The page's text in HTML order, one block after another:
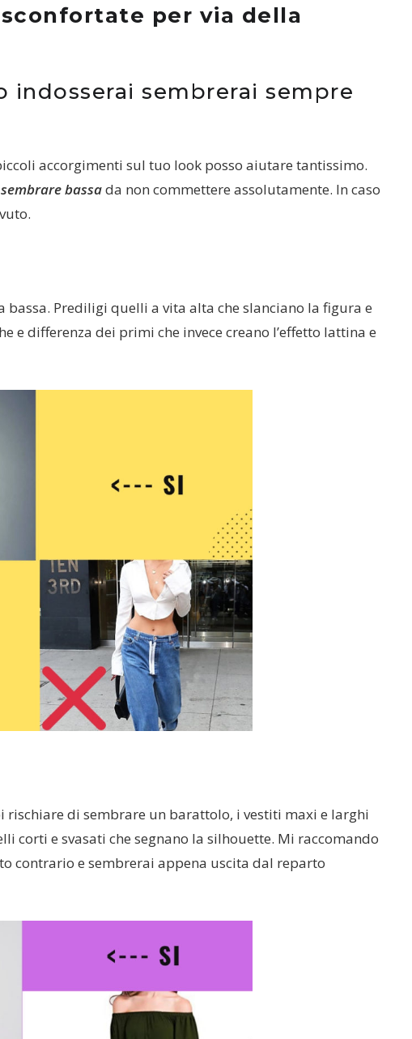
per via della
indosserai sembrerai sempre
accorgimenti sul tuo look posso aiutare tantissimo.
bassada non commettere assolutamente. In caso
Prediligi quelli a vita alta che slanciano la figura e
e differenza dei primi che invece creano l’effetto lattina e
rischiare di sembrare un barattolo, i vestiti maxi e larghi
corti e svasati che segnano la silhouette. Mi raccomando
contrario e sembrerai appena uscita dal reparto
I COSTUMI DA BAGNO INTERI
DA SFOGGIARE IN SPIAGGIA